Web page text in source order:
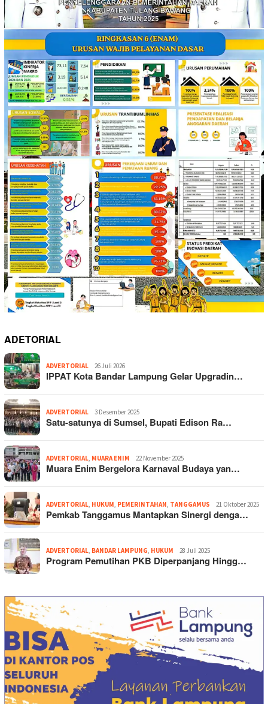
ADETORIAL
ADVERTORIAL 26 Juli 2026
IPPAT Kota Bandar Lampung Gelar Upgradin…
ADVERTORIAL 3 Desember 2025
Satu-satunya di Sumsel, Bupati Edison Ra…
ADVERTORIAL, MUARA ENIM 22 November 2025
Muara Enim Bergelora Karnaval Budaya yan…
ADVERTORIAL, HUKUM, PEMERINTAHAN, TANGGAMUS 21 Oktober 2025
Pemkab Tanggamus Mantapkan Sinergi denga…
ADVERTORIAL, BANDAR LAMPUNG, HUKUM 28 Juli 2025
Program Pemutihan PKB Diperpanjang Hingg…